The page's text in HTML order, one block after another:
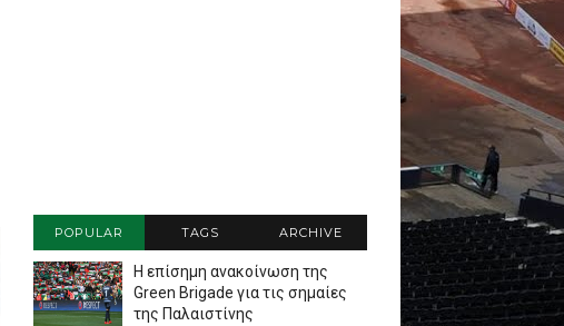
POPULAR TAGS ARCHIVE
Η επίσημη ανακοίνωση της
Green Brigade για τις σημαίες
της Παλαιστίνης